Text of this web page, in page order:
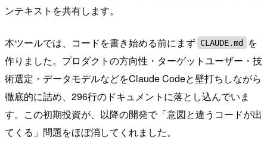
ンテキストを共有します。
本ツールでは、コードを書き始める前にまず CLAUDE.md
を
作りました。プロダクトの方向性・ターゲットユーザー・技
術選定・データモデルなどをClaude Codeと壁打ちしながら
徹底的に詰め、296行のドキュメントに落とし込んでいま
す。この初期投資が、以降の開発で「意図と違うコードが出
てくる」問題をほぼ消してくれました。